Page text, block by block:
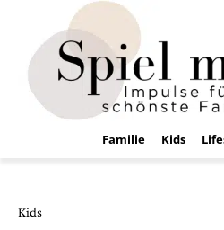
Familie Kids
Kids